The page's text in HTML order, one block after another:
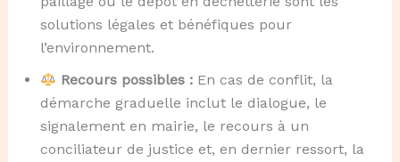
solutions légales et bénéfiques pour
l’environnement.
Recours possibles :En cas de conflit, la
démarche graduelle inclut le dialogue, le
signalement en mairie, le recours à un
conciliateur de justice et, en dernier ressort, la